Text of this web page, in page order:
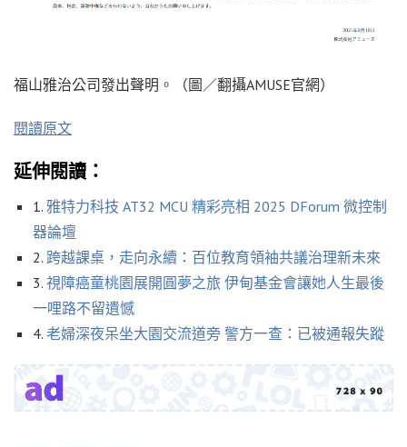
福山雅治公司發出聲明。（圖／翻攝AMUSE官網）
閱讀原文
延伸閱讀：
1. 雅特力科技 AT32 MCU 精彩亮相 2025 DForum 微控制
器論壇
2. 跨越課桌，走向永續：百位教育領袖共議治理新未來
3. 視障癌童桃園展開圓夢之旅 伊甸基金會讓她人生最後
一哩路不留遺憾
4. 老婦深夜呆坐大園交流道旁 警方一查：已被通報失蹤